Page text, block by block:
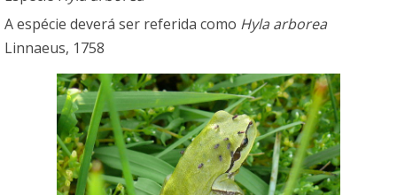
A espécie deverá ser referida como Hyla arborea
Linnaeus, 1758